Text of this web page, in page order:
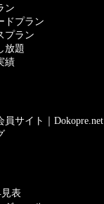
ン
ドプラン
プラン
放題
績
員サイト｜Dokopre.net
見表